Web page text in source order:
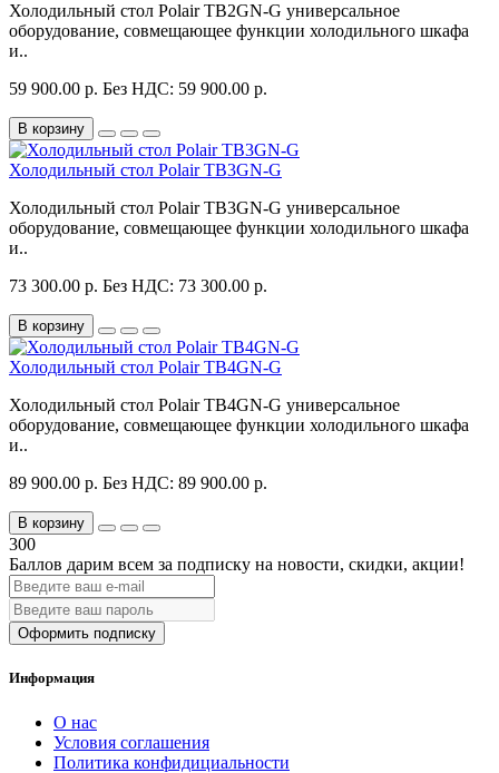
Холодильный стол Polair TB2GN-G универсальное
оборудование, совмещающее функции холодильного шкафа
и..
59 900.00 р. Без НДС: 59 900.00 р.
В корзину
Холодильный стол Polair TB3GN-G
Холодильный стол Polair TB3GN-G универсальное
оборудование, совмещающее функции холодильного шкафа
и..
73 300.00 р. Без НДС: 73 300.00 р.
В корзину
Холодильный стол Polair TB4GN-G
Холодильный стол Polair TB4GN-G универсальное
оборудование, совмещающее функции холодильного шкафа
и..
89 900.00 р. Без НДС: 89 900.00 р.
В корзину
300
Баллов дарим всем за подписку на новости, скидки, акции!
Оформить подписку
Информация
О нас
Условия соглашения
Политика конфидициальности